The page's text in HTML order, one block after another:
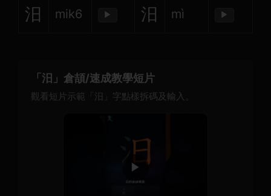
汨 mik6 ▶ 汨 mì ▶
「汨」倉頡/速成教學短片
觀看短片示範「汨」字點樣拆碼及輸入。
▶